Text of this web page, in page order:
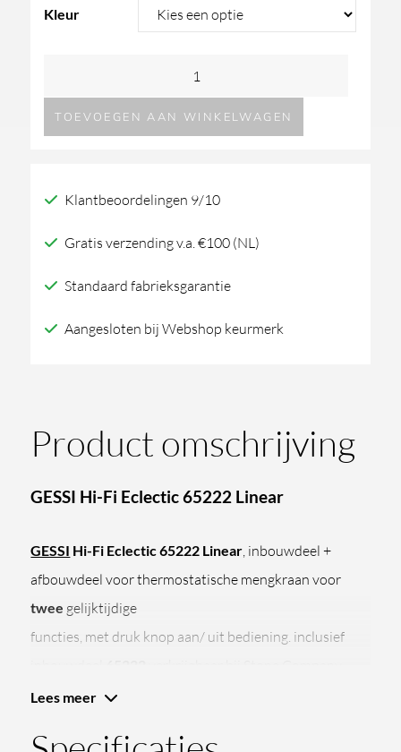
Kleur
Hi-
aantal
TOEVOEGEN AAN WINKELWAGEN
Klantbeoordelingen 9/10
Gratis verzending v.a. €100 (NL)
Standaard fabrieksgarantie
Aangesloten bij Webshop keurmerk
Product omschrijving
GESSI Hi-Fi Eclectic 65222 Linear
GESSI Hi-Fi Eclectic 65222 Linear, inbouwdeel +
afbouwdeel voor thermostatische mengkraan voor
twee gelijktijdige
functies, met druk knop aan/ uit bediening. inclusief
Hi-Fi Eclectic omvat, met een eclectische inspiratie,
Lees meer